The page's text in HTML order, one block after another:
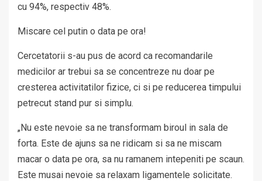
cu 94%, respectiv 48%.
Miscare cel putin o data pe ora!
Cercetatorii s-au pus de acord ca recomandarile
medicilor ar trebui sa se concentreze nu doar pe
cresterea activitatilor fizice, ci si pe reducerea timpului
petrecut stand pur si simplu.
„Nu este nevoie sa ne transformam biroul in sala de
forta. Este de ajuns sa ne ridicam si sa ne miscam
macar o data pe ora, sa nu ramanem intepeniti pe scaun.
Este musai nevoie sa relaxam ligamentele solicitate.